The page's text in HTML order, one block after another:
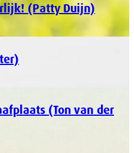
(Patty Duijn)
(Ton van der